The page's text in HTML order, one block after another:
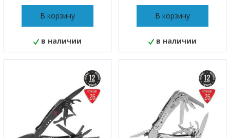
В корзину
в наличии
В корзину
в наличии